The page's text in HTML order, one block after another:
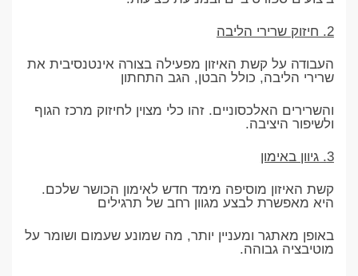
2. חיזוק שרירי הליבה
העבודה על קשת האיזון מפעילה בצורה אינטנסיבית את
שרירי הליבה, כולל הבטן, הגב התחתון
והשרירים האלכסוניים. זהו כלי מצוין לחיזוק מרכז הגוף
ולשיפור היציבה.
3. גיוון באימון
קשת האיזון מוסיפה מימד חדש לאימון הכושר שלכם.
היא מאפשרת לבצע מגוון רחב של תרגילים
באופן מאתגר ומעניין יותר, מה שמונע שעמום ושומר על
מוטיבציה גבוהה.